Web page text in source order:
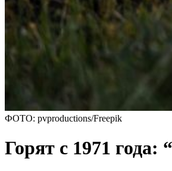
ФОТО: pvproductions/Freepik
Горят с 1971 года: